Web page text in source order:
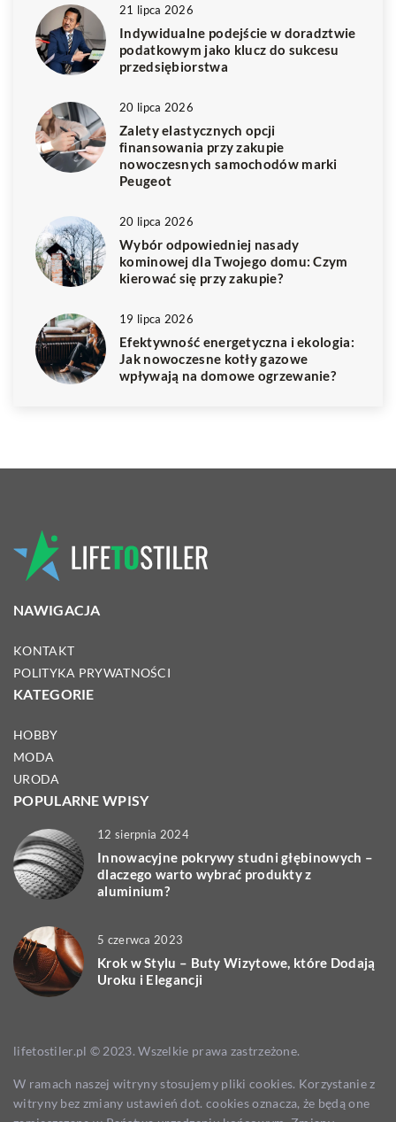
21 lipca 2026
Indywidualne podejście w doradztwie
podatkowym jako klucz do sukcesu
przedsiębiorstwa
20 lipca 2026
Zalety elastycznych opcji
finansowania przy zakupie
nowoczesnych samochodów marki
Peugeot
20 lipca 2026
Wybór odpowiedniej nasady
kominowej dla Twojego domu: Czym
kierować się przy zakupie?
19 lipca 2026
Efektywność energetyczna i ekologia:
Jak nowoczesne kotły gazowe
wpływają na domowe ogrzewanie?
NAWIGACJA
KONTAKT
POLITYKA PRYWATNOŚCI
KATEGORIE
HOBBY
MODA
URODA
POPULARNE WPISY
12 sierpnia 2024
Innowacyjne pokrywy studni głębinowych –
dlaczego warto wybrać produkty z
aluminium?
5 czerwca 2023
Krok w Stylu – Buty Wizytowe, które Dodają
Uroku i Elegancji
lifetostiler.pl © 2023. Wszelkie prawa zastrzeżone.
W ramach naszej witryny stosujemy pliki cookies. Korzystanie z
witryny bez zmiany ustawień dot. cookies oznacza, że będą one